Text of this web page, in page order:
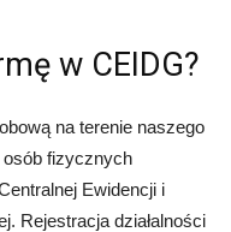
w CEIDG?
na terenie naszego
osób fizycznych
Ewidencji i
Rejestracja działalności